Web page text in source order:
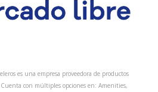
es una empresa proveedora de productos
con múltiples opciones en: Amenities,